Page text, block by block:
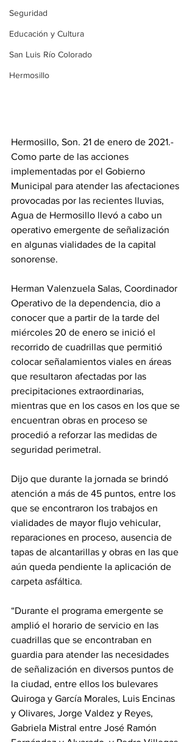
Seguridad
Educación y Cultura
San Luis Río Colorado
Hermosillo
Hermosillo, Son. 21 de enero de 2021.-
Como parte de las acciones
implementadas por el Gobierno
Municipal para atender las afectaciones
provocadas por las recientes lluvias,
Agua de Hermosillo llevó a cabo un
operativo emergente de señalización
en algunas vialidades de la capital
sonorense.
Herman Valenzuela Salas, Coordinador
Operativo de la dependencia, dio a
conocer que a partir de la tarde del
miércoles 20 de enero se inició el
recorrido de cuadrillas que permitió
colocar señalamientos viales en áreas
que resultaron afectadas por las
precipitaciones extraordinarias,
mientras que en los casos en los que se
encuentran obras en proceso se
procedió a reforzar las medidas de
seguridad perimetral.
Dijo que durante la jornada se brindó
atención a más de 45 puntos, entre los
que se encontraron los trabajos en
vialidades de mayor flujo vehicular,
reparaciones en proceso, ausencia de
tapas de alcantarillas y obras en las que
aún queda pendiente la aplicación de
carpeta asfáltica.
“Durante el programa emergente se
amplió el horario de servicio en las
cuadrillas que se encontraban en
guardia para atender las necesidades
de señalización en diversos puntos de
la ciudad, entre ellos los bulevares
Quiroga y García Morales, Luis Encinas
y Olivares, Jorge Valdez y Reyes,
Gabriela Mistral entre José Ramón